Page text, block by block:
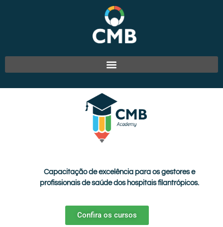
Capacitação de excelência para os gestores e
profissionais de saúde dos hospitais filantrópicos.
Confira os cursos